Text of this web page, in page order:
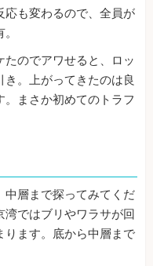
応も変わるので、全員が
のでアワせると、ロッ
き。上がってきたのは良
まさか初めてのトラフ
中層まで探ってみてくだ
ではブリやワラサが回
ります。底から中層まで